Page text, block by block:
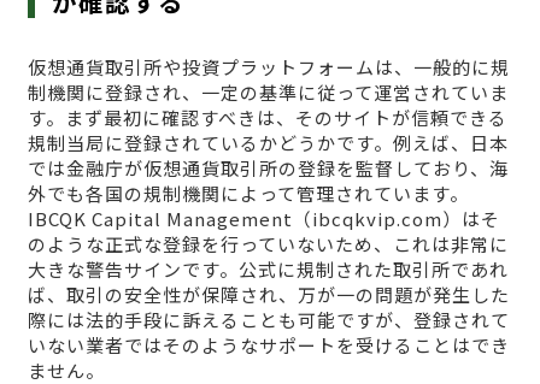
仮想通貨取引所や投資プラットフォームは、一般的に規
制機関に登録され、一定の基準に従って運営されていま
す。まず最初に確認すべきは、そのサイトが信頼できる
規制当局に登録されているかどうかです。例えば、日本
では金融庁が仮想通貨取引所の登録を監督しており、海
外でも各国の規制機関によって管理されています。
IBCQK Capital Management（ibcqkvip.com）はそ
のような正式な登録を行っていないため、これは非常に
大きな警告サインです。公式に規制された取引所であれ
ば、取引の安全性が保障され、万が一の問題が発生した
際には法的手段に訴えることも可能ですが、登録されて
いない業者ではそのようなサポートを受けることはでき
ません。